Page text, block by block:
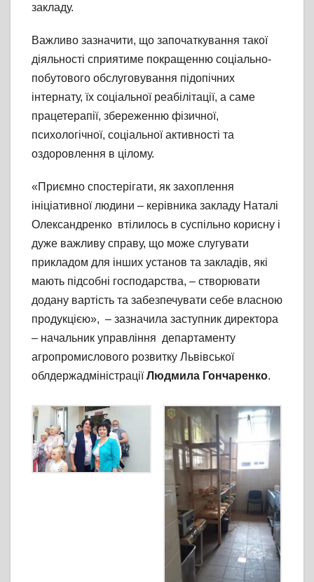
закладу.
Важливо зазначити, що започаткування такої
діяльності сприятиме покращенню соціально-
побутового обслуговування підопічних
інтернату, їх соціальної реабілітації, а саме
працетерапії, збереженню фізичної,
психологічної, соціальної активності та
оздоровлення в цілому.
«Приємно спостерігати, як захоплення
ініціативної людини – керівника закладу Наталі
Олександренко втілилось в суспільно корисну і
дуже важливу справу, що може слугувати
прикладом для інших установ та закладів, які
мають підсобні господарства, – створювати
додану вартість та забезпечувати себе власною
продукцією», – зазначила заступник директора
– начальник управління департаменту
агропромислового розвитку Львівської
облдержадміністраціїЛюдмила Гончаренко.